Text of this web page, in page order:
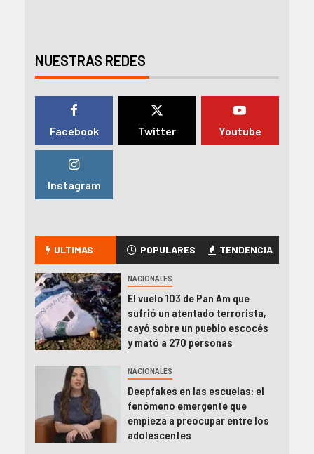
NUESTRAS REDES
Facebook Twitter Youtube
Instagram
ULTIMAS POPULARES TENDENCIA
NACIONALES
El vuelo 103 de Pan Am que
sufrió un atentado terrorista,
cayó sobre un pueblo escocés
y mató a 270 personas
NACIONALES
Deepfakes en las escuelas: el
fenómeno emergente que
empieza a preocupar entre los
adolescentes